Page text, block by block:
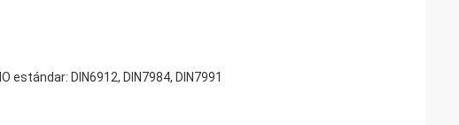
estándar: DIN6912, DIN7984, DIN7991